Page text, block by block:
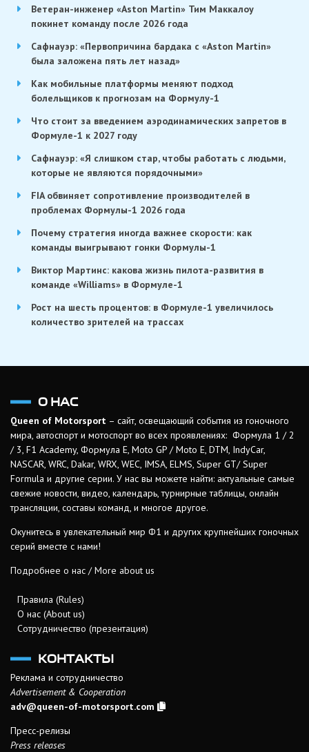
Ветеран-инженер «Aston Martin» Тим Маккалоу
покинет команду после 2026 года
Сафнауэр: «Первопричина бардака с «Aston Martin»
была заложена пять лет назад»
Как мобильные платформы меняют подход
болельщиков к прогнозам на Формулу-1
Что стоит за введением аэродинамических запретов в
Формуле-1 к 2027 году
Сафнауэр: «Я слишком стар, чтобы работать с людьми,
которые не являются порядочными»
FIA обвиняет сопротивление производителей в
проблемах Формулы-1 2026 года
Почему стратегия иногда важнее скорости: как
команды выигрывают гонки Формулы-1
Виктор Мартинс: какова жизнь пилота-развития в
команде «Williams» в Формуле-1
Рост на шесть процентов: в Формуле-1 увеличилось
количество зрителей на трассах
О НАС
Queen of Motorsport – сайт, освещающий события из гоночного
мира, автоспорт и мотоспорт во всех проявлениях: Формула 1 / 2
/ 3, F1 Academy, Формула Е, Moto GP / Moto E, DTM, IndyCar,
NASCAR, WRC, Dakar, WRX, WEC, IMSA, ELMS, Super GT/ Super
Formula и другие серии. У нас вы можете найти: актуальные самые
свежие новости, видео, календарь, турнирные таблицы, онлайн
трансляции, составы команд, и многое другое.
Окунитесь в увлекательный мир Ф1 и других крупнейших гоночных
серий вместе с нами!
Подробнее о нас / More about us
Правила (Rules)
О нас (About us)
Сотрудничество (презентация)
КОНТАКТЫ
Реклама и сотрудничество
Advertisement & Cooperation
adv@queen-of-motorsport.com
Пресс-релизы
Press releases